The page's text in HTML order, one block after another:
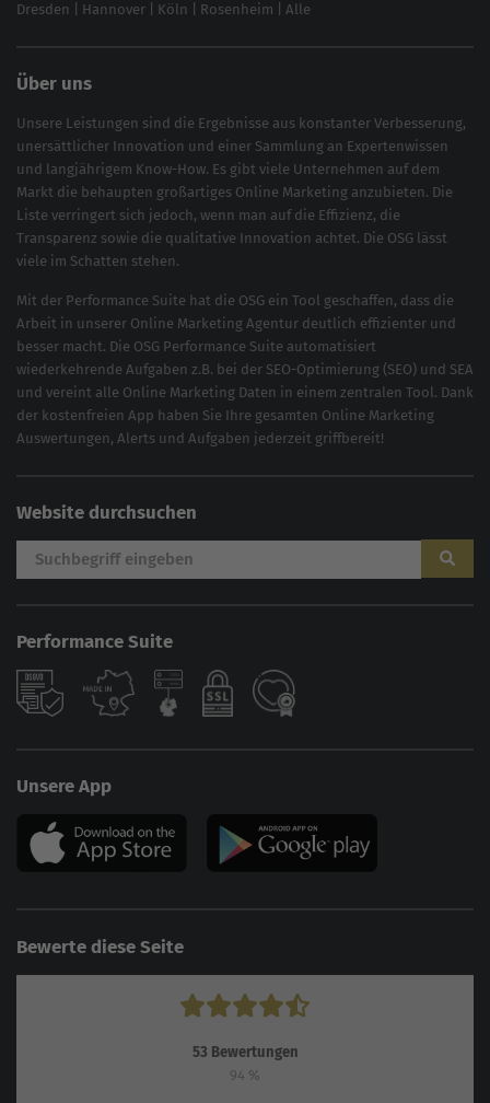
Dresden Hannover Köln Rosenheim Alle
Über uns
Unsere Leistungen sind die Ergebnisse aus konstanter Verbesserung,
unersättlicher Innovation und einer Sammlung an Expertenwissen
und langjährigem Know-How. Es gibt viele Unternehmen auf dem
Markt die behaupten großartiges Online Marketing anzubieten. Die
Liste verringert sich jedoch, wenn man auf die Effizienz, die
Transparenz sowie die qualitative Innovation achtet. Die OSG lässt
viele im Schatten stehen.
Mit der Performance Suite hat die OSG ein Tool geschaffen, dass die
Arbeit in unserer Online Marketing Agentur deutlich effizienter und
besser macht. Die OSG Performance Suite automatisiert
wiederkehrende Aufgaben z.B. bei der SEO-Optimierung (SEO) und SEA
und vereint alle Online Marketing Daten in einem zentralen Tool. Dank
der kostenfreien App haben Sie Ihre gesamten Online Marketing
Auswertungen, Alerts und Aufgaben jederzeit griffbereit!
Website durchsuchen
Performance Suite
Unsere App
Bewerte diese Seite
53 Bewertungen
94 %